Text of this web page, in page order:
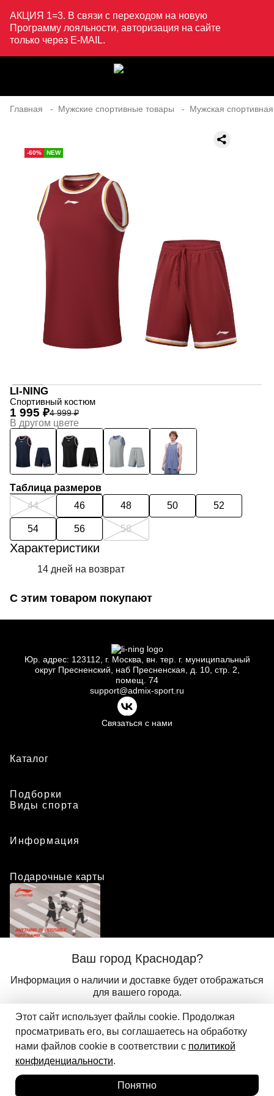
АКЦИЯ 1=3. В связи с переходом на новую
Программу лояльности, авторизация на сайте
только через E-MAIL.
Ваш город Краснодар?
Информация о наличии и доставке будет отображаться
для вашего города.
Корзина
Главная Мужские спортивные товары Мужская
-60% NEW
LI-NING
Спортивный костюм
4 999 ₽
1 995 ₽
В другом цвете
Таблица размеров
44
46 48 50 52
54 56 58
Добавить в корзину
Характеристики
14 дней на возврат
С этим товаром покупают
Юр. адрес: 123112, г. Москва, вн. тер. г. муниципальный
округ Пресненский, наб Пресненская, д.
10, стр. 2,
помещ. 74
support@admix-sport.ru
Связаться с нами
Каталог
Подборки
Виды спорта
Информация
Подарочные карты
Положение о программе лояльности
© 2024 ООО «АДМИКС СПОРТ», официальный дистрибьютор
Li-Ning в России
Этот сайт использует файлы cookie. Продолжая
просматривать его, вы соглашаетесь на обработку
нами файлов cookie в соответствии с политикой
конфиденциальности.
Понятно